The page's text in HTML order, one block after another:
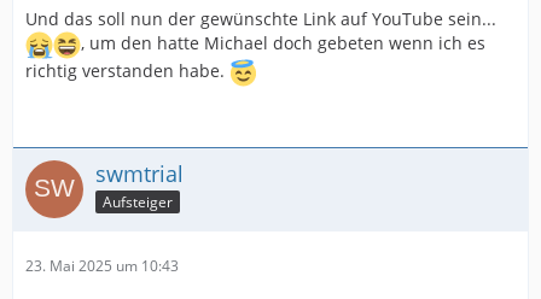
Und das soll nun der gewünschte Link auf YouTube sein...
, um den hatte Michael doch gebeten wenn ich es
richtig verstanden habe.
swmtrial
Aufsteiger
23. Mai 2025 um 10:43